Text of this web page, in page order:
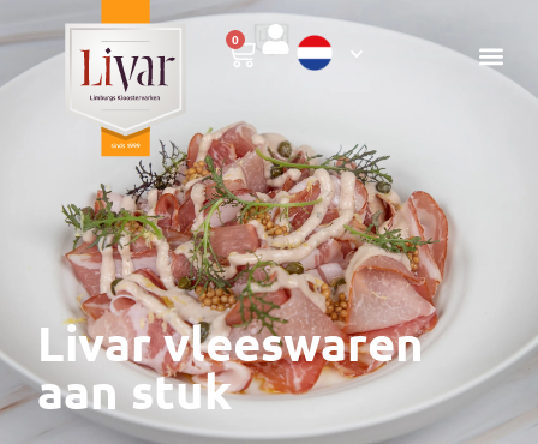
0
Livar vleeswaren
aan stuk